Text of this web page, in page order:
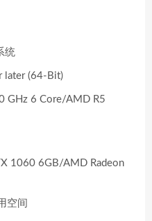
统
later (64-Bit)
GHz 6 Core/AMD R5
1060 6GB/AMD Radeon
空间